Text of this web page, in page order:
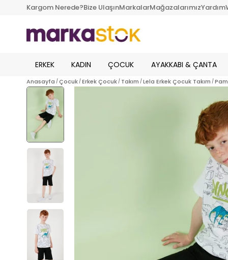
Kargom Nerede?Bize UlaşınMarkalarMağazalarımızYardım
ERKEK KADIN ÇOCUK AYAKKABI & ÇANTA
Anasayfa Çocuk Erkek Çocuk Takım Lela Erkek Çocuk Takım